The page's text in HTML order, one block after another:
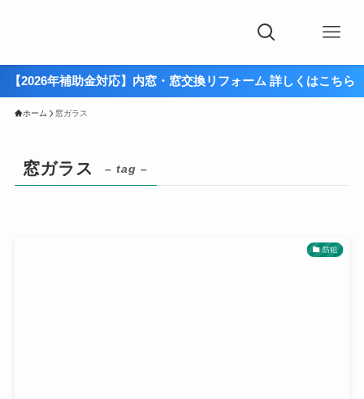
【2026年補助金対応】内窓・窓交換リフォーム 詳しくはこちら
ホーム 窓ガラス
窓ガラス – tag –
防犯